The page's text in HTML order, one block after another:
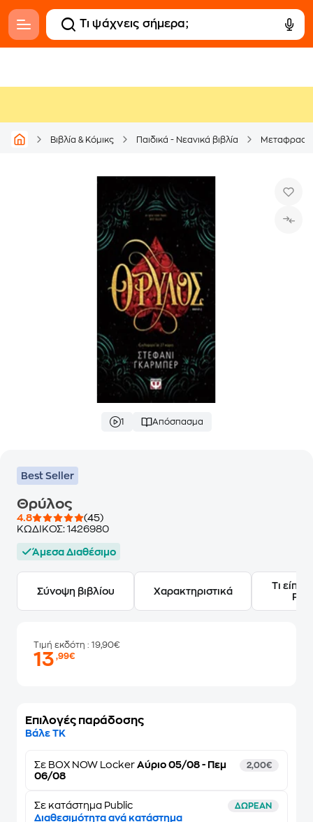
Βιβλία & Κόμικς Παιδικά - Νεανικά βιβλία
1 Απόσπασμα
Best Seller
Θρύλος
4.8
(45)
ΚΩΔΙΚΟΣ: 1426980
Άμεσα Διαθέσιμο
Σύνοψη βιβλίου Χαρακτηριστικά
Τι
Τιμή εκδότη : 19,90€
13,99€
Επιλογές παράδοσης
Βάλε ΤΚ
Σε BOX NOW Locker Αύριο 05/08 - Πεμ
06/08
2,00€
Σε κατάστημα Public ΔΩΡΕΑΝ
Διαθεσιμότητα ανά κατάστημα